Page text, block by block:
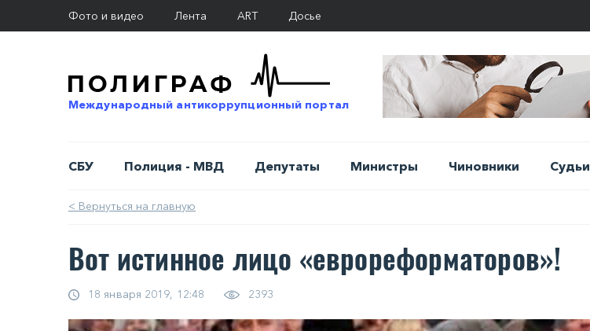
Фото и видео Лента ART Досье
Международный антикоррупционный портал
СБУ Полиция - МВД Депутаты Министры Чиновники Судьи
< Вернуться на главную
Вот истинное лицо «еврореформаторов»!
18 января 2019, 12:48 2393